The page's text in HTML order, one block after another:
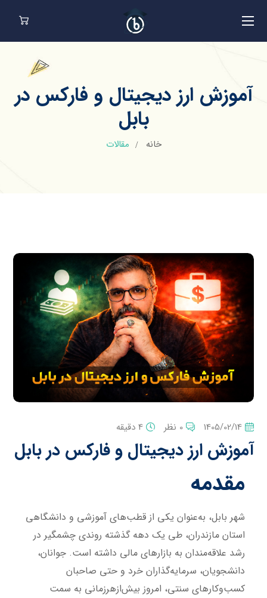
آموزش ارز دیجیتال و فارکس در
بابل
خانه مقالات
1405/02/14 0 نظر 4 دقیقه
آموزش ارز دیجیتال و فارکس در بابل
مقدمه
شهر بابل، به‌عنوان یکی از قطب‌های آموزشی و دانشگاهی
استان مازندران، طی یک دهه گذشته روندی چشمگیر در
رشد علاقه‌مندان به بازارهای مالی داشته است. جوانان،
دانشجویان، سرمایه‌گذاران خرد و حتی صاحبان
کسب‌وکارهای سنتی، امروز بیش‌ازهرزمانی به سمت